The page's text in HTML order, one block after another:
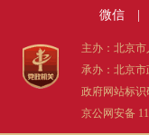
微信
主办：北京
承办：北京
政府网站标识
京公网安备